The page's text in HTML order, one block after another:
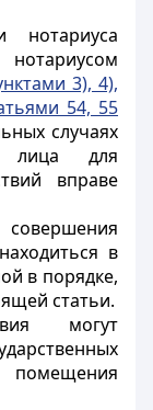
нотариуса
3), 4),
54, 55
случаях
лица для
вправе
в
в порядке,
статьи.
могут